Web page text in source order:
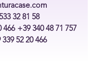
32 81 58
466 +39 340 48 71 757
339 52 20 466